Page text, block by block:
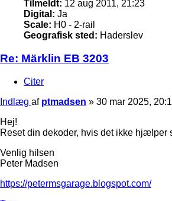
Tilmeldt: 12 aug 2011, 21:23
Digital: Ja
Scale: H0 - 2-rail
Geografisk sted: Haderslev
Re: Märklin EB 3203
Citer
Indlæg af ptmadsen » 30 mar 2025,
Hej!
Reset din dekoder, hvis det ikke hjælper
Venlig hilsen
Peter Madsen
https://petermsgarage.blogspot.com/